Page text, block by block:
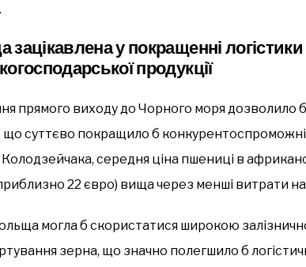
у покращенні
продукції
прямого виходу до Чорного моря дозволило
що суттєво покращило б
середня ціна пшениці в
22 євро) вища через менші витрати
могла б скористатися широкою
зерна, що значно полегшило б